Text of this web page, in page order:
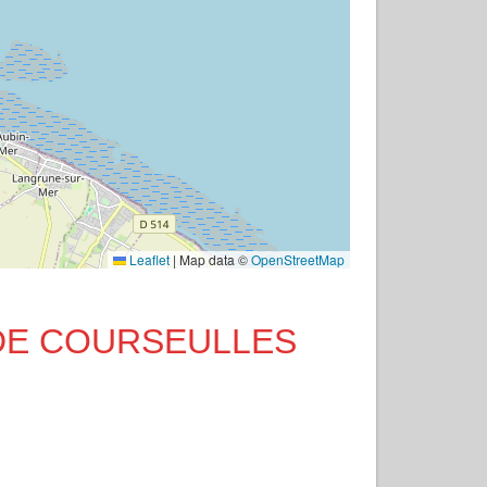
Leaflet | Map data ©OpenStreetMap
COURSEULLES